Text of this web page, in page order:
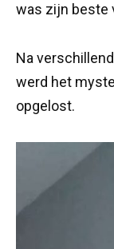
was zijn beste
Na
werd het
opgelost.